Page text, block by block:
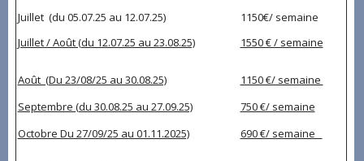
Juillet (du 05.07.25 au 12.07.25)
Juillet / Août (du 12.07.25 au 23.08.25)
1150€/ semaine
1550 € / semaine
Août (Du 23/08/25 au 30.08.25)
1150 €/ semaine
Septembre (du 30.08.25 au 27.09.25)
750 €/ semaine
Octobre Du 27/09/25 au 01.11.2025)
690 €/ semaine